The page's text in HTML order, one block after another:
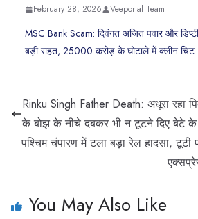
February 28, 2026 Veeportal Team
MSC Bank Scam: दिवंगत अजित पवार और
बड़ी राहत, 25000 करोड़ के घोटाले में क्लीन चिट
Rinku Singh Father Death: अधूरा रहा
के बोझ के नीचे दबकर भी न टूटने दिए बेटे के
पश्चिम चंपारण में टला बड़ा रेल हादसा, टूटी
You May Also Like